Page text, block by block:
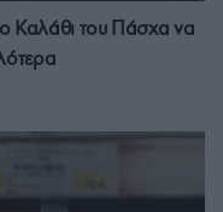
Καλάθι του Πάσχα να